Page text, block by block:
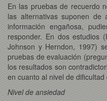
En las pruebas de recuerdo
las alternativas suponen de
información engañosa,
responder. En dos estudios
Johnson y Herndon, 1997)
pruebas de evaluación
los resultados son
en cuanto al nivel de
Nivel de ansiedad